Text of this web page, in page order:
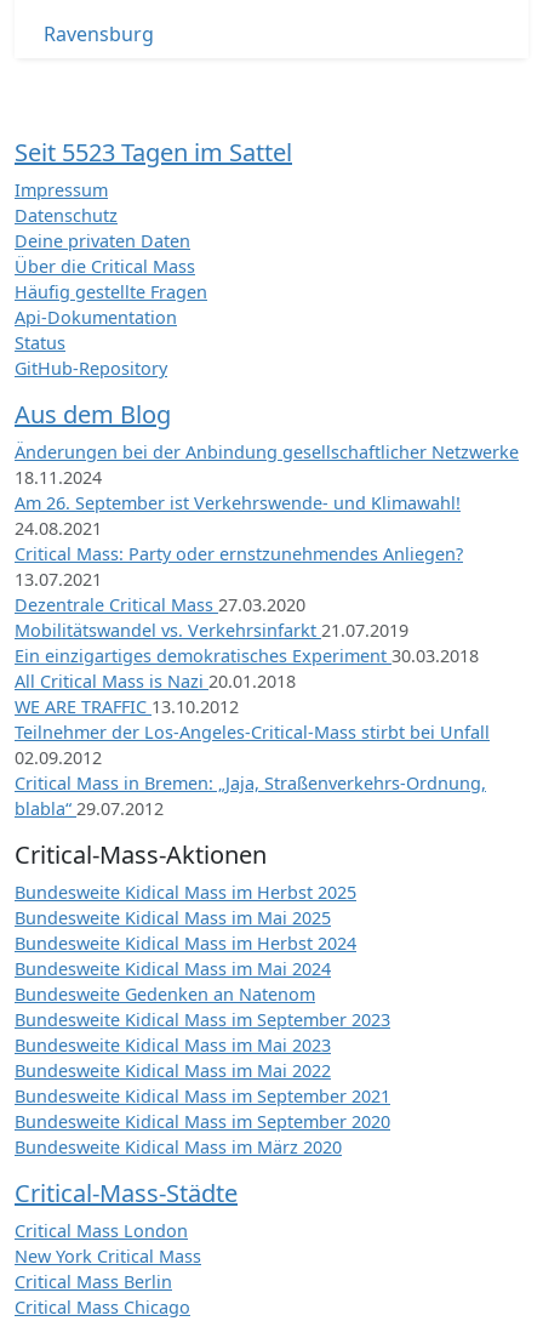
Ravensburg
Seit 5523 Tagen im Sattel
Impressum
Datenschutz
Deine privaten Daten
Über die Critical Mass
Häufig gestellte Fragen
Api-Dokumentation
Status
GitHub-Repository
Aus dem Blog
Änderungen bei der Anbindung gesellschaftlicher Netzwerke
18.11.2024
Am 26. September ist Verkehrswende- und Klimawahl!
24.08.2021
Critical Mass: Party oder ernstzunehmendes Anliegen?
13.07.2021
Dezentrale Critical Mass 27.03.2020
Mobilitätswandel vs. Verkehrsinfarkt 21.07.2019
Ein einzigartiges demokratisches Experiment 30.03.2018
All Critical Mass is Nazi 20.01.2018
WE ARE TRAFFIC 13.10.2012
Teilnehmer der Los-Angeles-Critical-Mass stirbt bei Unfall
02.09.2012
Critical Mass in Bremen: „Jaja, Straßenverkehrs-Ordnung,
blabla“ 29.07.2012
Critical-Mass-Aktionen
Bundesweite Kidical Mass im Herbst 2025
Bundesweite Kidical Mass im Mai 2025
Bundesweite Kidical Mass im Herbst 2024
Bundesweite Kidical Mass im Mai 2024
Bundesweite Gedenken an Natenom
Bundesweite Kidical Mass im September 2023
Bundesweite Kidical Mass im Mai 2023
Bundesweite Kidical Mass im Mai 2022
Bundesweite Kidical Mass im September 2021
Bundesweite Kidical Mass im September 2020
Bundesweite Kidical Mass im März 2020
Critical-Mass-Städte
Critical Mass London
New York Critical Mass
Critical Mass Berlin
Critical Mass Chicago